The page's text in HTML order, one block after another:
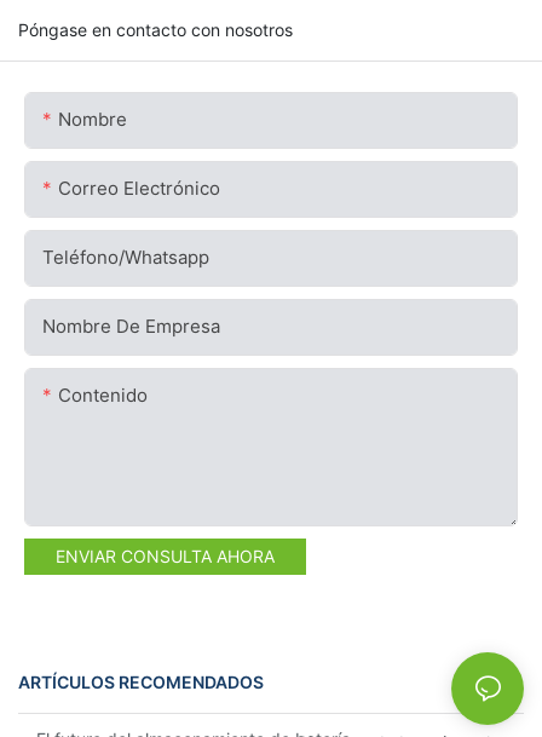
Póngase en contacto con nosotros
Nombre
Correo Electrónico
Teléfono/whatsapp
Nombre De Empresa
Contenido
ENVIAR CONSULTA AHORA
ARTÍCULOS RECOMENDADOS NEWS